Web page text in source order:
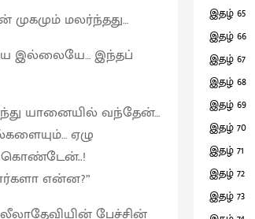
மலர்ந்தது…
இல்லையே… இந்தப்
யானையில் வந்தேன்…
ஏழு
கொண்டேன்..!
என்ன?”
பேச்சின்
இதழ் 65
இதழ் 66
இதழ் 67
இதழ் 68
இதழ் 69
இதழ் 70
இதழ் 71
இதழ் 72
இதழ் 73